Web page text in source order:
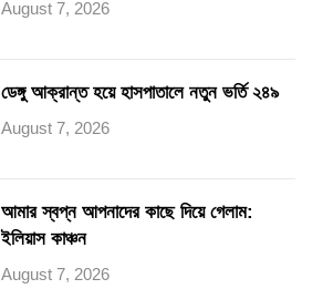
August 7, 2026
ডেঙ্গু আক্রান্ত হয়ে হাসপাতালে নতুন ভর্তি ২৪৯
August 7, 2026
আমার স্বপ্ন আপনাদের কাছে দিয়ে গেলাম:
ইলিয়াস কাঞ্চন
August 7, 2026